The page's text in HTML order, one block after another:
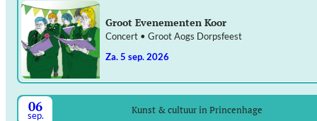
Groot Evenementen Koor
Concert • Groot Aogs Dorpsfeest
za. 5 sep. 2026
06
sep. Kunst & cultuur in Princenhage